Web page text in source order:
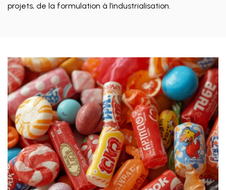
projets, de la formulation à l’industrialisation.